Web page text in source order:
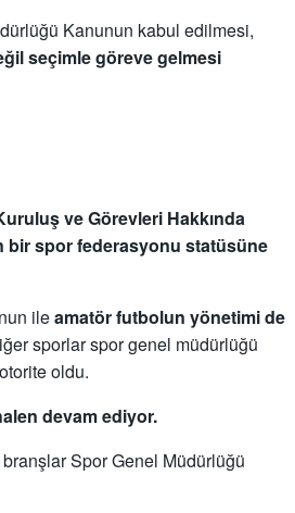
Kanunun kabul edilmesi,
seçimle göreve gelmesi
ve Görevleri Hakkında
bir spor federasyonu statüsüne
ileamatör futbolun yönetimi de
sporlar spor genel müdürlüğü
oldu.
devam ediyor.
Spor Genel Müdürlüğü